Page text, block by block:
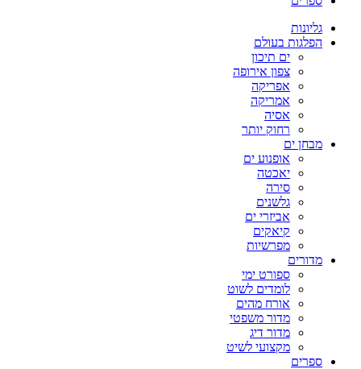
גליונות
הפלגות בעולם
ים תיכון
צפון אירופה
אפריקה
אמריקה
אסיה
רחוק יותר
מבחן ים
אופנוע ים
יאכטה
סירה
גלשנים
אביזרי ים
קיאקים
מפרשיות
מדורים
ספורט ימי
לומדים לשוט
אורח מהים
מדור משפטי
מדור דיג
מקצועי לשיט
ספרים